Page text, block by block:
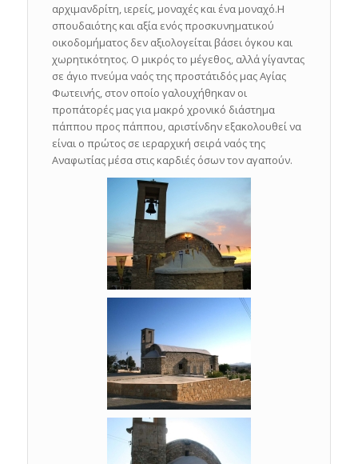
αρχιμανδρίτη, ιερείς, μοναχές και ένα μοναχό.Η
σπουδαιότης και αξία ενός προσκυνηματικού
οικοδομήματος δεν αξιολογείται βάσει όγκου και
χωρητικότητος. Ο μικρός το μέγεθος, αλλά γίγαντας
σε άγιο πνεύμα ναός της προστάτιδός μας Αγίας
Φωτεινής, στον οποίο γαλουχήθηκαν οι
προπάτορές μας για μακρό χρονικό διάστημα
πάππου προς πάππου, αριστίνδην εξακολουθεί να
είναι ο πρώτος σε ιεραρχική σειρά ναός της
Αναφωτίας μέσα στις καρδιές όσων τον αγαπούν.